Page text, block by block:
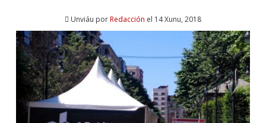
Unviáu porRedacción el 14 Xunu, 2018